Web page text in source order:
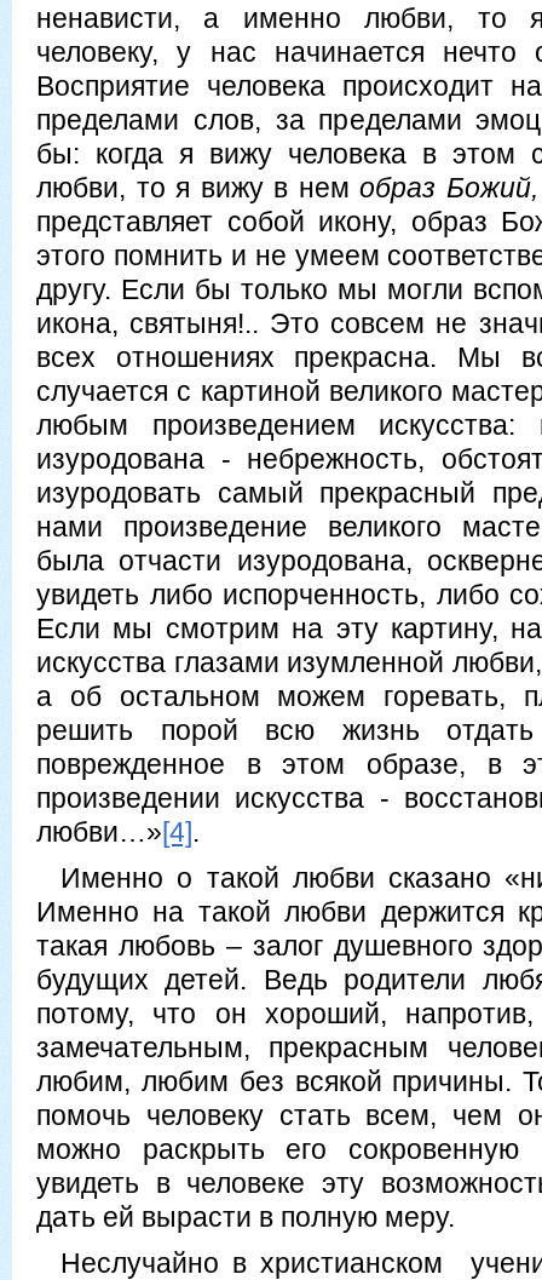
ненависти, а именно любви, то
человеку, у нас начинается
Восприятие человека происходит
пределами слов, за пределами
бы: когда я вижу человека в этом
любви, то я вижу в немобраз Божий,
представляет собой икону, образ
этого помнить и не умеем
другу. Если бы только мы могли
икона, святыня!.. Это совсем не
всех отношениях прекрасна. Мы
случается с картиной великого
любым произведением
изуродована - небрежность,
изуродовать самый прекрасный
нами произведение великого
была отчасти изуродована,
увидеть либо испорченность, либо
Если мы смотрим на эту картину,
искусства глазами изумленной
а об остальном можем горевать,
решить порой всю жизнь
поврежденное в этом образе, в
произведении искусства -
любви…»[4].
Именно о такой любви сказано
Именно на такой любви держится
такая любовь – залог душевного
будущих детей. Ведь родители
потому, что он хороший,
замечательным, прекрасным
любим, любим без всякой причины.
помочь человеку стать всем, чем
можно раскрыть его
увидеть в человеке эту
дать ей вырасти в полную меру.
Неслучайно в христианском